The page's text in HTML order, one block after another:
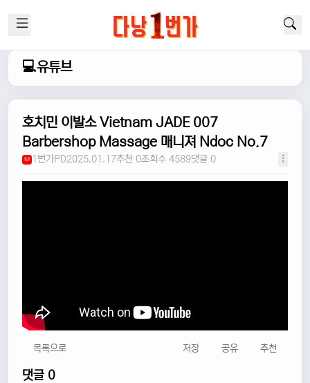
💻유튜브
호치민 이발소 Vietnam JADE 007
Barbershop Massage 매니져 Ndoc No.7
M 1번가PD2025.01.17추천 0조회수 4589댓글 0
목록으로 저장 공유 추천
댓글 0